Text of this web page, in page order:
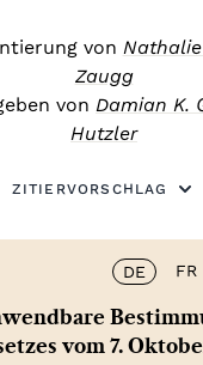
von
Zaugg
von Damian K.
Hutzler
ZITIERVORSCHLAG
DE FR
vom 7.